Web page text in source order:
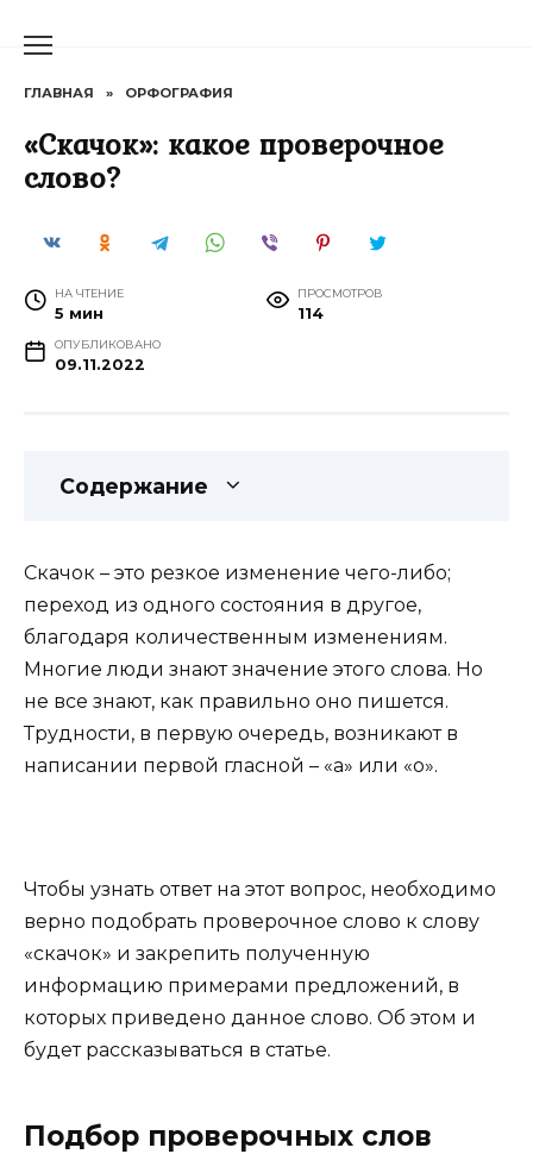
ГЛАВНАЯ » ОРФОГРАФИЯ
«Скачок»: какое проверочное
слово?
НА ЧТЕНИЕ
5 мин
ПРОСМОТРОВ
114
ОПУБЛИКОВАНО
09.11.2022
Содержание
Скачок – это резкое изменение чего-либо;
переход из одного состояния в другое,
благодаря количественным изменениям.
Многие люди знают значение этого слова. Но
не все знают, как правильно оно пишется.
Трудности, в первую очередь, возникают в
написании первой гласной – «а» или «о».
Чтобы узнать ответ на этот вопрос, необходимо
верно подобрать проверочное слово к слову
«скачок» и закрепить полученную
информацию примерами предложений, в
которых приведено данное слово. Об этом и
будет рассказываться в статье.
Подбор проверочных слов